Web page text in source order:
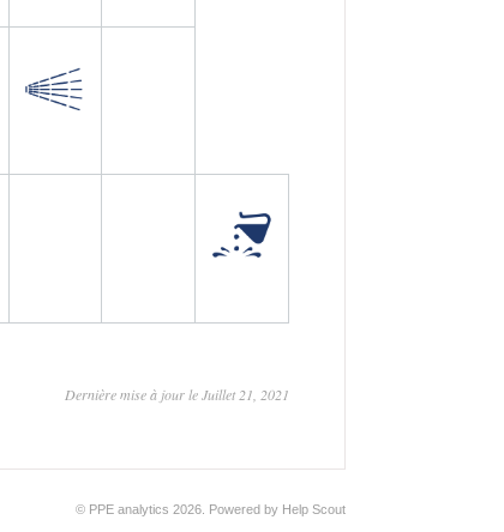
Dernière mise à jour le Juillet 21, 2021
© PPE analytics 2026. Powered by Help Scout